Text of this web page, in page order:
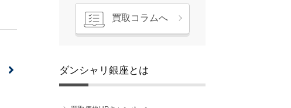
買取コラムへ
ダンシャリ銀座とは